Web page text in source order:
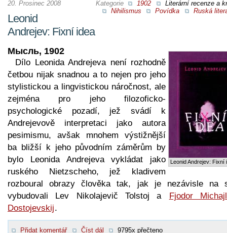
Kategorie 1902
Literární recenze a
Nihilismus
Povídka Ruská
20. Prosinec 2008
Leonid
Andrejev: Fixní idea
Leonid Andrejev: Fixní
Мысль, 1902
Dílo Leonida Andrejeva není rozhodně
četbou nijak snadnou a to nejen pro jeho
stylistickou a lingvistickou náročnost, ale
zejména pro jeho filozoficko-
psychologické pozadí, jež svádí k
Andrejevově interpretaci jako autora
pesimismu, avšak mnohem výstižnější
ba bližší k jeho původním záměrům by
bylo Leonida Andrejeva vykládat jako
ruského Nietzscheho, jež kladivem
rozboural obrazy člověka tak, jak je nezávisle na
vybudovali Lev Nikolajevič Tolstoj a
Fjodor
Dostojevskij.
Přidat komentář Číst dál 9795x přečteno